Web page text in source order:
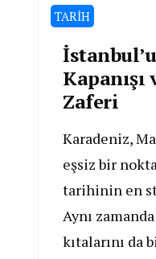
TARİH
Zaferi
Karadeniz,
eşsiz bir
tarihinin en
Aynı
kıtalarını da